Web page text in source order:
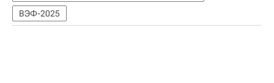
ВЭФ-2025